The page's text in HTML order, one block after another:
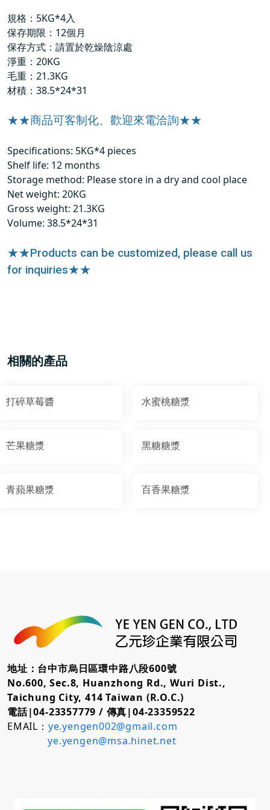
規格：5KG*4入
保存期限：12個月
保存方式：請置於乾燥陰涼處
淨重：20KG
毛重：21.3KG
材積：38.5*24*31
★★商品可客制化、歡迎來電洽詢★★
Specifications: 5KG*4 pieces
Shelf life: 12 months
Storage method: Please store in a dry and cool place
Net weight: 20KG
Gross weight: 21.3KG
Volume: 38.5*24*31
★★Products can be customized, please call us
for inquiries★★
相關的產品
打碎草莓醬 水蜜桃糖漿
芒果糖漿 黑糖糖漿
青蘋果糖漿 百香果糖漿
地址：台中市烏日區環中路八段600號
No.600, Sec.8, Huanzhong Rd., Wuri Dist.,
Taichung City, 414 Taiwan (R.O.C.)
電話|04-23357779 / 傳真|04-23359522
EMAIL： ye.yengen002@gmail.com
ye.yengen@msa.hinet.net